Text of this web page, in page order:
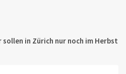
in Zürich nur noch im Herbst